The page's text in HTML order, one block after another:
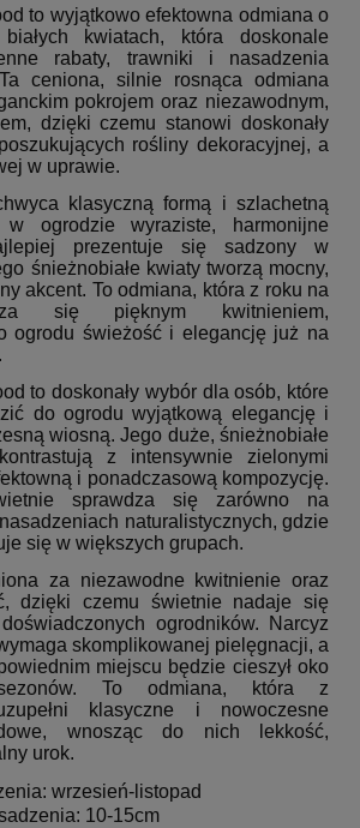
to wyjątkowo efektowna odmiana o
kwiatach, która doskonale
rabaty, trawniki i nasadzenia
ceniona, silnie rosnąca odmiana
pokrojem oraz niezawodnym,
dzięki czemu stanowi doskonały
rośliny dekoracyjnej, a
w uprawie.
klasyczną formą i szlachetną
w ogrodzie wyraziste, harmonijne
prezentuje się sadzony w
śnieżnobiałe kwiaty tworzą mocny,
akcent. To odmiana, która z roku na
się pięknym kwitnieniem,
ogrodu świeżość i elegancję już na
to doskonały wybór dla osób, które
do ogrodu wyjątkową elegancję i
wiosną. Jego duże, śnieżnobiałe
z intensywnie zielonymi
i ponadczasową kompozycję.
sprawdza się zarówno na
naturalistycznych, gdzie
się w większych grupach.
za niezawodne kwitnienie oraz
dzięki czemu świetnie nadaje się
ogrodników. Narcyz
skomplikowanej pielęgnacji, a
miejscu będzie cieszył oko
To odmiana, która z
klasyczne i nowoczesne
wnosząc do nich lekkość,
urok.
wrzesień-listopad
10-15cm